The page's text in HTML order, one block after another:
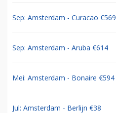
Sep: Amsterdam - Curacao €569
Sep: Amsterdam - Aruba €614
Mei: Amsterdam - Bonaire €594
Jul: Amsterdam - Berlijn €38